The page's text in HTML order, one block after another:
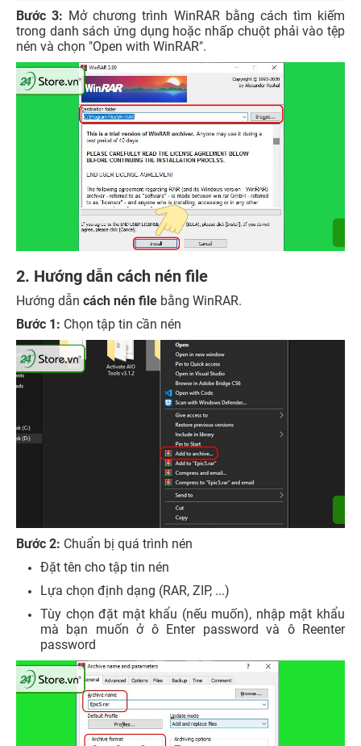
Bước 3: Mở chương trình WinRAR bằng cách tìm kiếm
trong danh sách ứng dụng hoặc nhấp chuột phải vào tệp
nén và chọn "Open with WinRAR".
2. Hướng dẫn cách nén file
Hướng dẫn cách nén file bằng WinRAR.
Bước 1: Chọn tập tin cần nén
Bước 2: Chuẩn bị quá trình nén
Đặt tên cho tập tin nén
Lựa chọn định dạng (RAR, ZIP, ...)
Tùy chọn đặt mật khẩu (nếu muốn), nhập mật khẩu
mà bạn muốn ở ô Enter password và ô Reenter
password